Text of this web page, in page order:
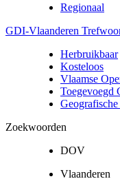
Regionaal
GDI-Vlaanderen
Herbruikbaar
Kosteloos
Vlaamse
Toegevoegd
Geografische
Zoekwoorden
DOV
Vlaanderen